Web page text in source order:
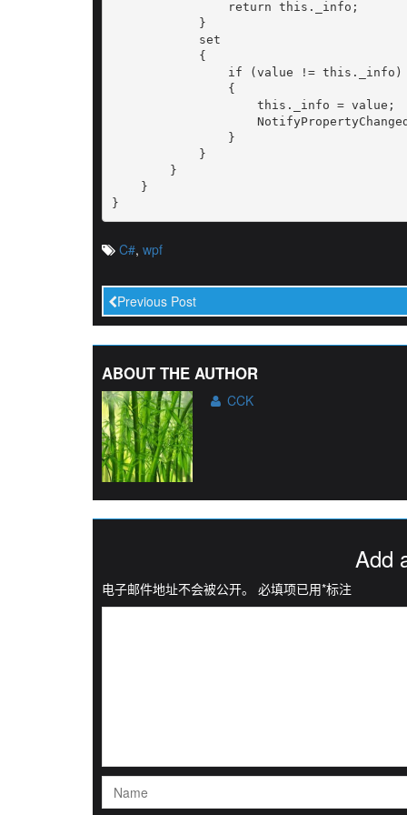
                return this._info;
            }
            set
            {
                if (value != this._info)
                {
                    this._info = value;
                }
            }
        }
    }
C#, wpf
Previous Post
ABOUT THE AUTHOR
CCK
Add
电子邮件地址不会被公开。 必填项已用*标注